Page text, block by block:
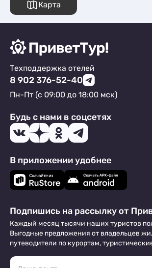
Карта
Техподдержка отелей
8 902 376-52-40
Пн-Пт (с 09:00 до 18:00 мск)
Будь с нами в соцсетях
В приложении удобнее
Подпишись на рассылку от
Каждый месяц тысячи наших туристов
Выгодные предложения от владельцев
путеводители по курортам,